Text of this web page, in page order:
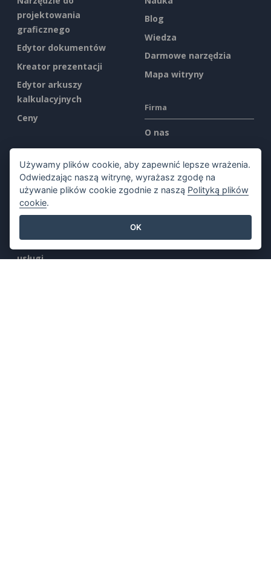
projektowania
graficznego
Edytor dokumentów
Kreator prezentacji
Edytor arkuszy
kalkulacyjnych
Ceny
Blog
Wiedza
Darmowe narzędzia
Mapa witryny
Firma
O nas
Co nowego
Zestaw prasowy
Kontakt
Prawny
Warunki korzystania z
usługi
Używamy plików cookie, aby zapewnić lepsze wrażenia.
Odwiedzając naszą witrynę, wyrażasz zgodę na
używanie plików cookie zgodnie z naszą Polityką plików
cookie.
OK